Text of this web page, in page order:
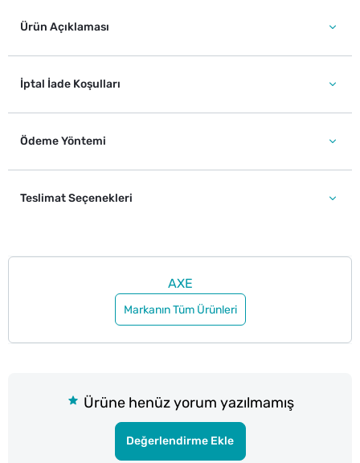
Ürün Açıklaması
İptal İade Koşulları
Ödeme Yöntemi
Teslimat Seçenekleri
AXE
Markanın Tüm Ürünleri
Ürüne henüz yorum yazılmamış
Değerlendirme Ekle